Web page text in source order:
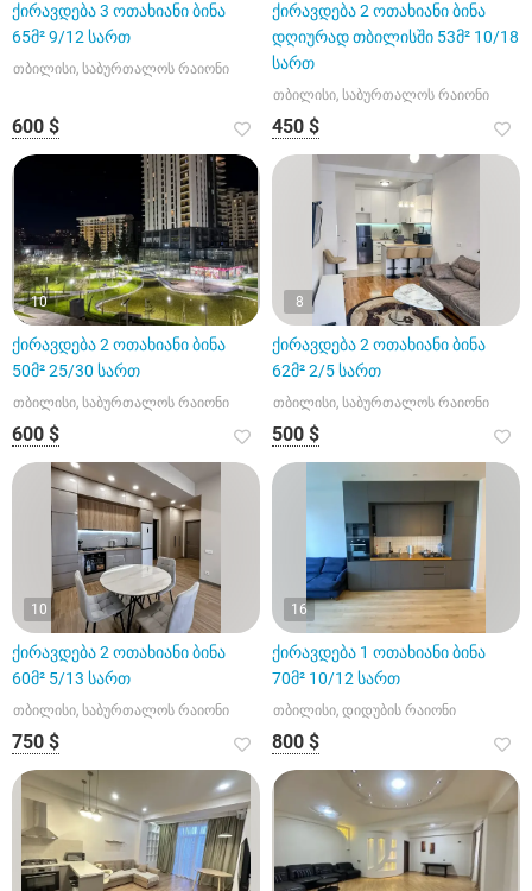
ქირავდება 3 ოთახიანი ბინა
65მ² 9/12 სართ
თბილისი, საბურთალოს რაიონი
600 $
ქირავდება 2 ოთახიანი ბინა
დღიურად თბილისში 53მ² 10/18
სართ
თბილისი, საბურთალოს რაიონი
450 $
10
ქირავდება 2 ოთახიანი ბინა
50მ² 25/30 სართ
თბილისი, საბურთალოს რაიონი
600 $
8
ქირავდება 2 ოთახიანი ბინა
62მ² 2/5 სართ
თბილისი, საბურთალოს რაიონი
500 $
10
ქირავდება 2 ოთახიანი ბინა
60მ² 5/13 სართ
თბილისი, საბურთალოს რაიონი
750 $
16
ქირავდება 1 ოთახიანი ბინა
70მ² 10/12 სართ
თბილისი, დიდუბის რაიონი
800 $